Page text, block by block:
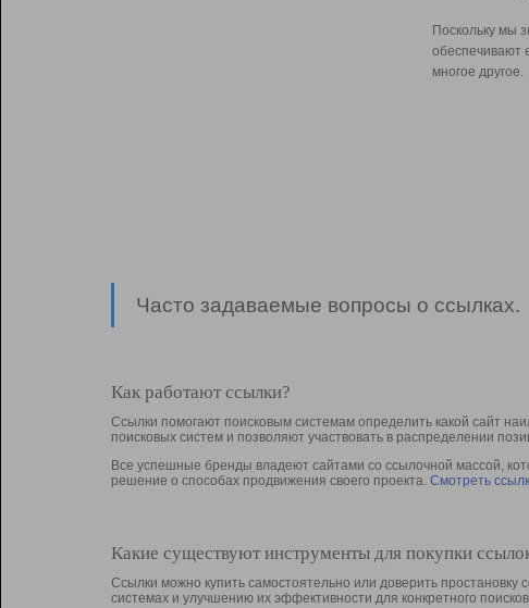
Поскольку мы
обеспечивают
многое другое.
Часто задаваемые вопросы о ссылках.
Как работают ссылки?
Ссылки помогают поисковым системам определить какой сайт
поисковых систем и позволяют участвовать в раcпределении
Все успешные бренды владеют сайтами со ссылочной массой,
решение о способах продвижения своего проекта. Смотреть
Какие существуют инструменты для покупки
Ссылки можно купить самостоятельно или доверить
системах и улучшению их эффективности для конкретного